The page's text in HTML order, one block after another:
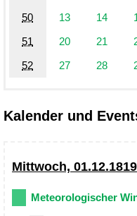
50
13 14
51
20 21
52
27 28
Kalender und
Mittwoch, 01.12.1819
Meteorologischer